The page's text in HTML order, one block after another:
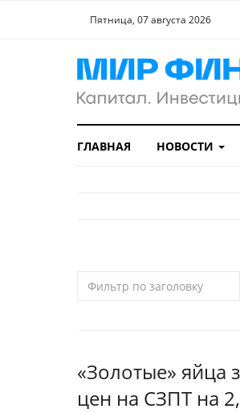
Пятница, 07 августа 2026
ГЛАВНАЯ НОВОСТИ
«Золотые» яйца
цен на СЗПТ на